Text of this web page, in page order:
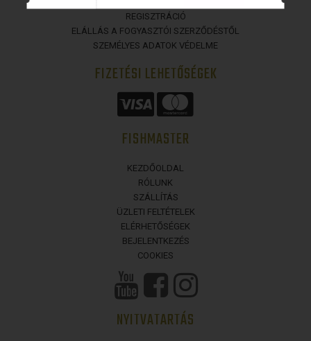
REGISZTRÁCIÓ
ELÁLLÁS A FOGYASZTÓI SZERZŐDÉSTŐL
SZEMÉLYES ADATOK VÉDELME
FIZETÉSI LEHETŐSÉGEK
FISHMASTER
KEZDŐOLDAL
RÓLUNK
SZÁLLÍTÁS
ÜZLETI FELTÉTELEK
ELÉRHETŐSÉGEK
BEJELENTKEZÉS
COOKIES
NYITVATARTÁS